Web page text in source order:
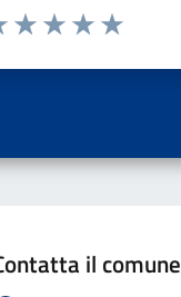
da 1 a 5 stelle la pagina
il comune